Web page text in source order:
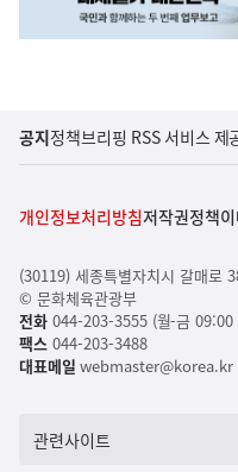
공지정책브리핑 RSS 서비스 제
개인정보처리방침저작권정책
(30119) 세종특별자치시 갈매로
© 문화체육관광부
전화044-203-3555 (월-금 09:00
팩스044-203-3488
대표메일 webmaster@korea.kr
관련사이트